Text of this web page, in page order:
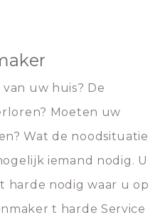
uw huis? De
Moeten uw
Wat de noodsituatie
iemand nodig. U
harde nodig waar u op
t harde Service